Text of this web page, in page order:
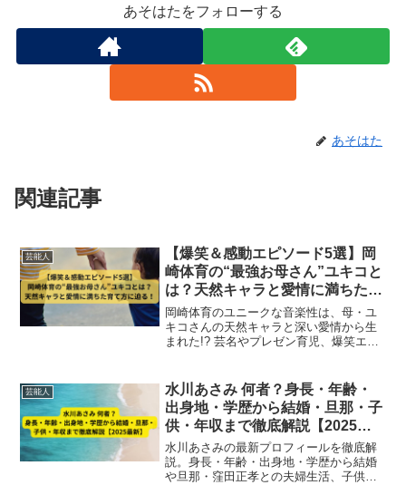
あそはたをフォローする
あそはた
関連記事
芸能人
【爆笑＆感動エピソード5選】岡
崎体育の“最強お母さん”ユキコと
は？天然キャラと愛情に満ちた育
て方に迫る！
岡崎体育のユニークな音楽性は、母・ユ
キコさんの天然キャラと深い愛情から生
まれた!? 芸名やプレゼン育児、爆笑エピ
芸能人
水川あさみ 何者？身長・年齢・
出身地・学歴から結婚・旦那・子
供・年収まで徹底解説【2025最
新】
水川あさみの最新プロフィールを徹底解
説。身長・年齢・出身地・学歴から結婚
や旦那・窪田正孝との夫婦生活、子供、